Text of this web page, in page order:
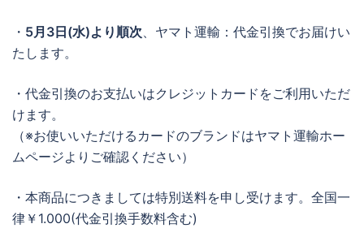
・ 5月3日(水)より順次 、ヤマト運輸：代金引換でお届けい
たします。
・代金引換のお支払いはクレジットカードをご利用いただ
けます。
（※お使いいただけるカードのブランドはヤマト運輸ホー
ムページよりご確認ください）
・本商品につきましては特別送料を申し受けます。全国一
律￥1.000(代金引換手数料含む)